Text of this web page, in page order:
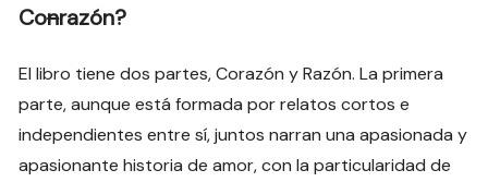
Conrazón?
El libro tiene dos partes, Corazón y Razón. La primera
parte, aunque está formada por relatos cortos e
independientes entre sí, juntos narran una apasionada y
apasionante historia de amor, con la particularidad de